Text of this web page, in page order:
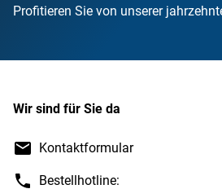
Profitieren Sie von unserer
Wir sind für Sie da
Kontaktformular
Bestellhotline: